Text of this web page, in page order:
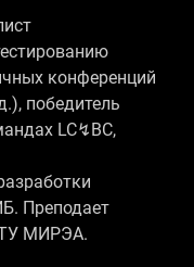
конференций
победитель
LC↯BC,
Преподает
МИРЭА.